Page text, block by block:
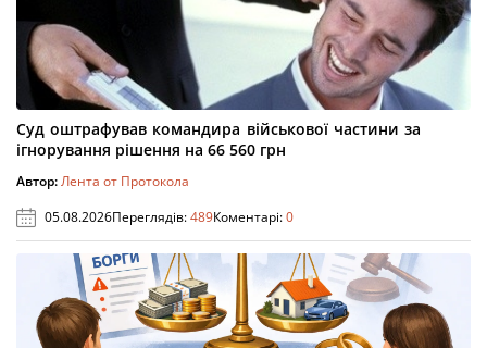
Суд оштрафував командира військової частини за
ігнорування рішення на 66 560 грн
Автор:Лента от Протокола
05.08.2026Переглядів:489Коментарі:0